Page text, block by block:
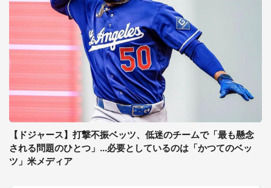
【ドジャース】打撃不振ベッツ、低迷のチームで「最も懸念
される問題のひとつ」...必要としているのは「かつてのベッ
ツ」米メディア